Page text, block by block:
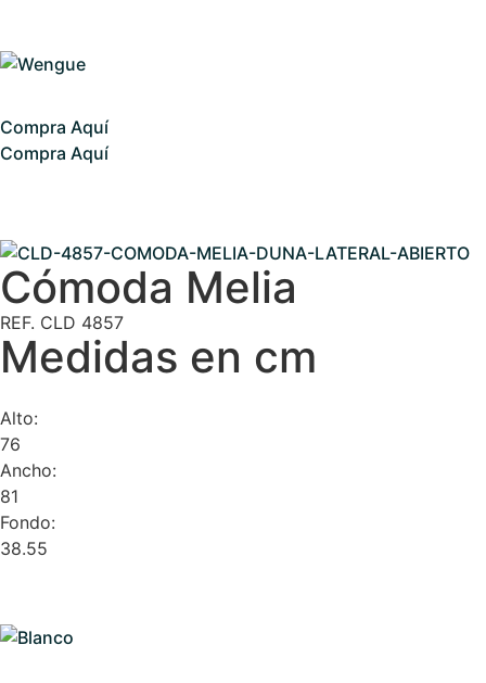
Compra Aquí
Compra Aquí
Cómoda Melia
REF. CLD 4857
Medidas en cm
Alto:
76
Ancho:
81
Fondo:
38.55